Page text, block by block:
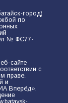
город)
по
№ ФС77-
сайте
с
праве.
и
Вперёд».